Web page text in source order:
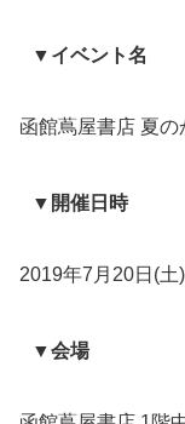
▼イベント名
函館蔦屋書店 夏の
▼開催日時
2019年7月20日(
▼会場